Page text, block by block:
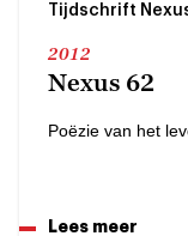
Tijdschrift
2012
Nexus 62
Poëzie van het
Lees meer